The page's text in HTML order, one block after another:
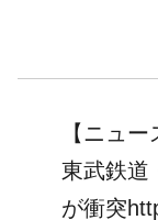
【ニュー
東武鉄道
が衝突